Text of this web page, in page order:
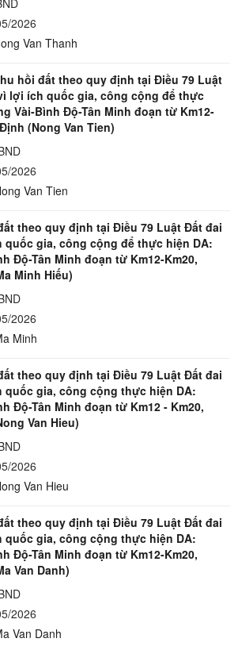
2026
Van Thanh
hồi đất theo quy định tại Điều 79 Luật
lợi ích quốc gia, công cộng để thực
Vài-Bình Độ-Tân Minh đoạn từ Km12-
(Nong Van Tien)
2026
Van Tien
theo quy định tại Điều 79 Luật Đất đai
quốc gia, công cộng để thực hiện DA:
Độ-Tân Minh đoạn từ Km12-Km20,
Minh Hiếu)
2026
Minh
theo quy định tại Điều 79 Luật Đất đai
quốc gia, công cộng thực hiện DA:
Độ-Tân Minh đoạn từ Km12 - Km20,
Van Hieu)
2026
Van Hieu
theo quy định tại Điều 79 Luật Đất đai
quốc gia, công cộng thực hiện DA:
Độ-Tân Minh đoạn từ Km12-Km20,
Van Danh)
2026
Van Danh